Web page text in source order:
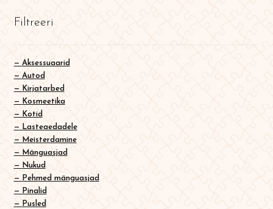
Filtreeri
Aksessuaarid
Autod
Kirjatarbed
Kosmeetika
Kotid
Lasteaedadele
Meisterdamine
Mänguasjad
Nukud
Pehmed mänguasjad
Pinalid
Pusled